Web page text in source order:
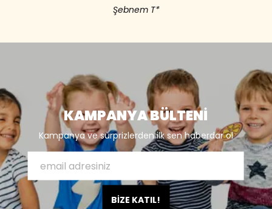
Şebnem T*
KAMPANYA BÜLTENİ
Kampanya ve sürprizlerden ilk sen haberdar ol
BİZE KATIL!